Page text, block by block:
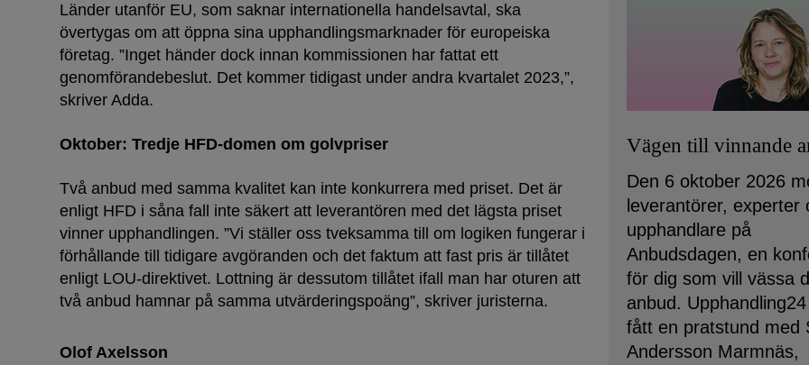
Länder utanför EU, som saknar internationella handelsavtal, ska
övertygas om att öppna sina upphandlingsmarknader för europeiska
företag. ”Inget händer dock innan kommissionen har fattat ett
genomförandebeslut. Det kommer tidigast under andra kvartalet 2023,”,
skriver Adda.
Oktober: Tredje HFD-domen om golvpriser
Två anbud med samma kvalitet kan inte konkurrera med priset. Det är
enligt HFD i såna fall inte säkert att leverantören med det lägsta priset
vinner upphandlingen. ”Vi ställer oss tveksamma till om logiken fungerar i
förhållande till tidigare avgöranden och det faktum att fast pris är tillåtet
enligt LOU-direktivet. Lottning är dessutom tillåtet ifall man har oturen att
två anbud hamnar på samma utvärderingspoäng”, skriver juristerna.
Olof Axelsson
Vägen till vinnande
Den 6 oktober 2026
leverantörer, experter
upphandlare på
Anbudsdagen, en
för dig som vill vässa
anbud.
fått en pratstund med
Andersson Marmnäs,